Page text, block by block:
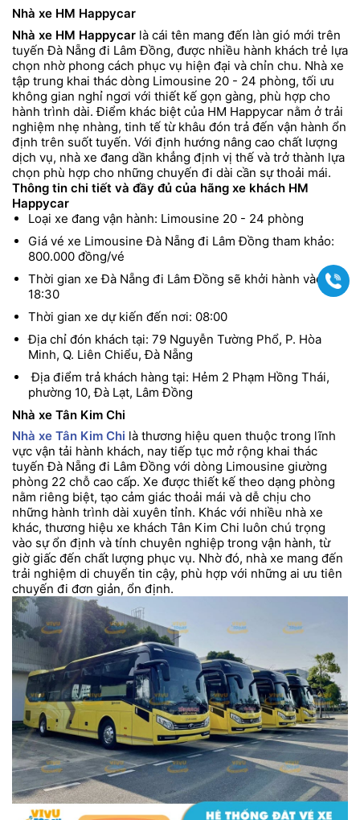
Nhà xe HM Happycar
Nhà xe HM Happycar là cái tên mang đến làn gió mới trên
tuyến Đà Nẵng đi Lâm Đồng, được nhiều hành khách trẻ lựa
chọn nhờ phong cách phục vụ hiện đại và chỉn chu. Nhà xe
tập trung khai thác dòng Limousine 20 - 24 phòng, tối ưu
không gian nghỉ ngơi với thiết kế gọn gàng, phù hợp cho
hành trình dài. Điểm khác biệt của HM Happycar nằm ở trải
nghiệm nhẹ nhàng, tinh tế từ khâu đón trả đến vận hành ổn
định trên suốt tuyến. Với định hướng nâng cao chất lượng
dịch vụ, nhà xe đang dần khẳng định vị thế và trở thành lựa
chọn phù hợp cho những chuyến đi dài cần sự thoải mái.
Thông tin chi tiết và đầy đủ của hãng xe khách HM
Happycar
Loại xe đang vận hành: Limousine 20 - 24 phòng
Giá vé xe Limousine Đà Nẵng đi Lâm Đồng tham khảo:
800.000 đồng/vé
Thời gian xe Đà Nẵng đi Lâm Đồng sẽ khởi hành vào lúc:
18:30
Thời gian xe dự kiến đến nơi: 08:00
Địa chỉ đón khách tại: 79 Nguyễn Tường Phổ, P. Hòa
Minh, Q. Liên Chiểu, Đà Nẵng
Địa điểm trả khách hàng tại: Hẻm 2 Phạm Hồng Thái,
phường 10, Đà Lạt, Lâm Đồng
Nhà xe Tân Kim Chi
Nhà xe Tân Kim Chi là thương hiệu quen thuộc trong lĩnh
vực vận tải hành khách, nay tiếp tục mở rộng khai thác
tuyến Đà Nẵng đi Lâm Đồng với dòng Limousine giường
phòng 22 chỗ cao cấp. Xe được thiết kế theo dạng phòng
nằm riêng biệt, tạo cảm giác thoải mái và dễ chịu cho
những hành trình dài xuyên tỉnh. Khác với nhiều nhà xe
khác, thương hiệu xe khách Tân Kim Chi luôn chú trọng
vào sự ổn định và tính chuyên nghiệp trong vận hành, từ
giờ giấc đến chất lượng phục vụ. Nhờ đó, nhà xe mang đến
trải nghiệm di chuyển tin cậy, phù hợp với những ai ưu tiên
chuyến đi đơn giản, ổn định.